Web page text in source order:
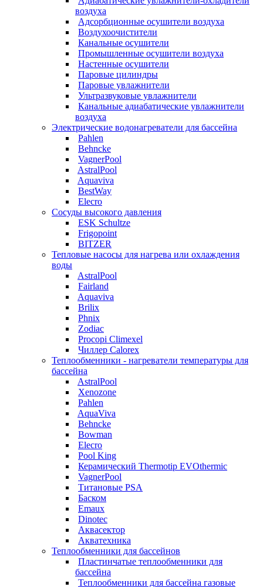
воздуха
Адсорбционные осушители воздуха
Воздухоочистители
Канальные осушители
Промышленные осушители воздуха
Настенные осушители
Паровые цилиндры
Паровые увлажнители
Ультразвуковые увлажнители
Канальные адиабатические увлажнители
воздуха
Электрические водонагреватели для бассейна
Pahlen
Behncke
VagnerPool
AstralPool
Aquaviva
BestWay
Elecro
Сосуды высокого давления
ESK Schultze
Frigopoint
BITZER
Тепловые насосы для нагрева или охлаждения
воды
AstralPool
Fairland
Aquaviva
Brilix
Phnix
Zodiac
Procopi Climexel
Чиллер Calorex
Теплообменники - нагреватели температуры для
бассейна
AstralPool
Xenozone
Pahlen
AquaViva
Behncke
Bowman
Elecro
Pool King
Керамический Thermotip EVOthermic
VagnerPool
Титановые PSA
Баском
Emaux
Dinotec
Аквасектор
Акватехника
Теплообменники для бассейнов
Пластинчатые теплообменники для
бассейна
Теплообменники для бассейна газовые